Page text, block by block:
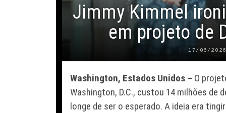
Jimmy Kimmel
em projeto de
17/06/
Washington, Estados Unidos – O
Washington, D.C., custou 14 milhões
longe de ser o esperado. A ideia era